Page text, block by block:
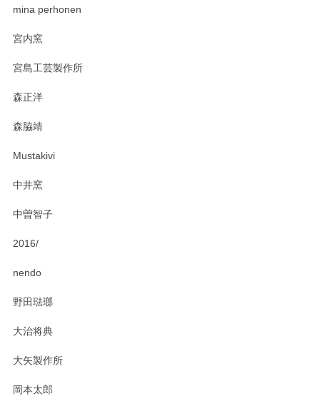
おかけしました。 ありがとうございます。
mina perhonen
宮内窯
宮島工芸製作所
森正洋
森脇靖
Mustakivi
中井窯
中曽智子
2016/
nendo
野田琺瑯
大治将典
大矢製作所
岡本太郎